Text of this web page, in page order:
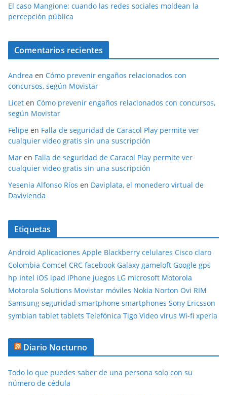
El caso Mangione: cuando las redes sociales moldean la
percepción pública
Comentarios recientes
Andrea en Cómo prevenir engaños relacionados con
concursos, según Movistar
Licet en Cómo prevenir engaños relacionados con concursos,
según Movistar
Felipe en Falla de seguridad de Caracol Play permite ver
cualquier video gratis sin una suscripción
Mar en Falla de seguridad de Caracol Play permite ver
cualquier video gratis sin una suscripción
Yesenia Alfonso Ríos en Daviplata, el monedero virtual de
Davivienda
Etiquetas
Android Aplicaciones Apple Blackberry celulares Cisco claro
Colombia Comcel CRC facebook Galaxy gameloft Google gps
hp Intel iOS ipad iPhone juegos LG microsoft Motorola
Motorola Solutions Movistar móviles Nokia Norton Ovi RIM
Samsung seguridad smartphone smartphones Sony Ericsson
symbian tablet tablets Telefónica Tigo Video virus Wi-fi xperia
Diario Nocturno
Todo lo que puedes saber de una persona solo con su
número de cédula